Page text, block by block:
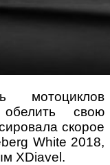
мотоциклов
свою
скорое
White 2018,
XDiavel.